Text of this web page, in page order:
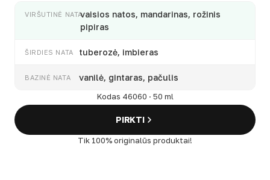
VIRŠUTINĖ NATAvaisios natos, mandarinas, rožinis
pipiras
ŠIRDIES NATA tuberozė, imbieras
BAZINĖ NATA vanilė, gintaras, pačulis
Kodas 46060 · 50 ml
PIRKTI
Tik 100% originalūs produktai!